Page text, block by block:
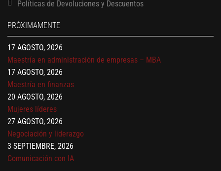
Políticas de Devoluciones y Descuentos
PRÓXIMAMENTE
17 AGOSTO, 2026
Gerencia de empresas familiares
17 AGOSTO, 2026
Maestría en administración de empresas – MBA
17 AGOSTO, 2026
Maestría en finanzas
20 AGOSTO, 2026
Mujeres líderes
27 AGOSTO, 2026
Negociación y liderazgo
3 SEPTIEMBRE, 2026
Comunicación con IA